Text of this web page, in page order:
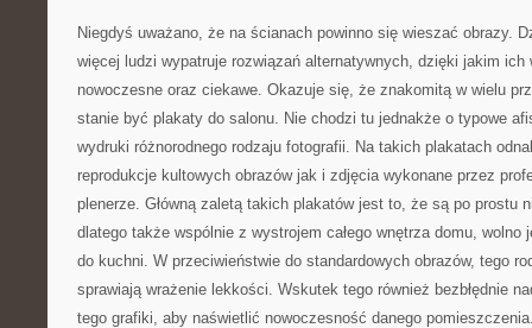
Niegdyś uważano, że na ścianach powinno się wieszać obrazy.
więcej ludzi wypatruje rozwiązań alternatywnych, dzięki jakim ich
nowoczesne oraz ciekawe. Okazuje się, że znakomitą w wielu
stanie być plakaty do salonu. Nie chodzi tu jednakże o typowe
wydruki różnorodnego rodzaju fotografii. Na takich plakatach
reprodukcje kultowych obrazów jak i zdjęcia wykonane przez
plenerze. Główną zaletą takich plakatów jest to, że są po prostu
dlatego także wspólnie z wystrojem całego wnętrza domu,
do kuchni. W przeciwieństwie do standardowych obrazów, tego
sprawiają wrażenie lekkości. Wskutek tego również bezbłędnie
tego grafiki, aby naświetlić nowoczesność danego